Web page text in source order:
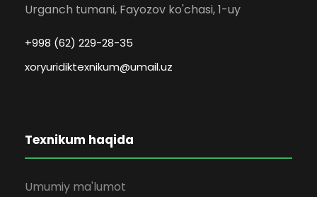
Urganch tumani, Fayozov ko'chasi, 1-uy
+998 (62) 229-28-35
xoryuridiktexnikum@umail.uz
Texnikum haqida
Umumiy ma'lumot